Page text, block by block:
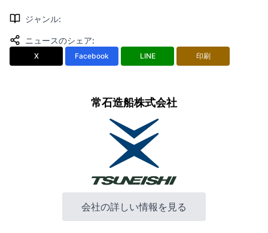
ジャンル:
ニュースのシェア:
X Facebook LINE 印刷
常石造船株式会社
会社の詳しい情報を見る